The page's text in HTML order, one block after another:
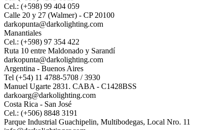
Cel.: (+598) 99 404 059
Calle 20 y 27 (Walmer) - CP 20100
darkopunta@darkolighting.com
Manantiales
Cel.: (+598) 97 354 422
Ruta 10 entre Maldonado y Sarandí
darkopunta@darkolighting.com
Argentina - Buenos Aires
Tel (+54) 11 4788-5708 / 3930
Manuel Ugarte 2831. CABA - C1428BSS
darkoarg@darkolighting.com
Costa Rica - San José
Cel.: (+506) 8848 3191
Parque Industrial Guachipelin, Multibodegas, Local Nro. 11